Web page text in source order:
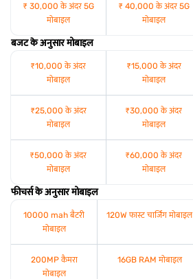
₹ 30,000 के अंदर 5G
मोबाइल
₹ 40,000 के अंदर 5G
मोबाइल
बजट के अनुसार मोबाइल
₹10,000 के अंदर
मोबाइल
₹15,000 के अंदर
मोबाइल
₹25,000 के अंदर
मोबाइल
₹30,000 के अंदर
मोबाइल
₹50,000 के अंदर
मोबाइल
₹60,000 के अंदर
मोबाइल
फीचर्स के अनुसार मोबाइल
10000 mah बैटरी
मोबाइल
120W फास्ट चार्जिंग मोबाइल
200MP कैमरा
मोबाइल
16GB RAM मोबाइल